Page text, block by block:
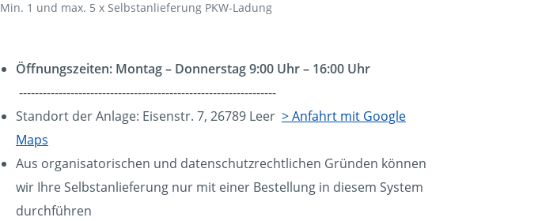
Min. 1 und max. 5 x Selbstanlieferung PKW-Ladung
Öffnungszeiten: Montag – Donnerstag 9:00 Uhr – 16:00 Uhr
-----------------------------------------------------------------
Standort der Anlage: Eisenstr. 7, 26789 Leer > Anfahrt mit Google
Maps
Aus organisatorischen und datenschutzrechtlichen Gründen können
wir Ihre Selbstanlieferung nur mit einer Bestellung in diesem System
durchführen